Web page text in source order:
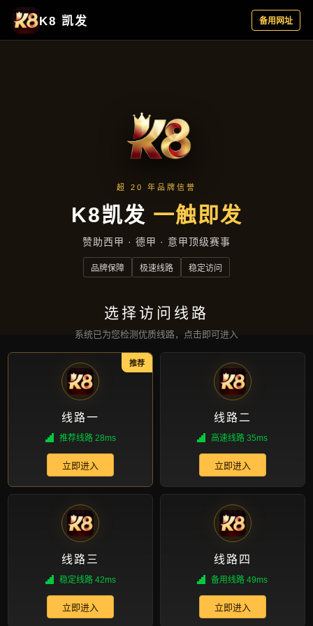
行业资讯
首页 行业资讯